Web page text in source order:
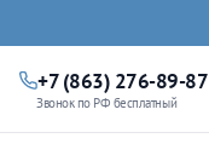
+7 (863) 276-89-87
Звонок по РФ бесплатный